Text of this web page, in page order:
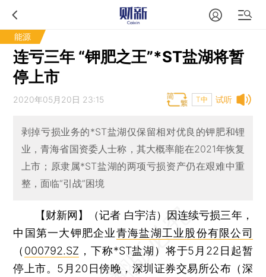
能源
连亏三年 “钾肥之王”*ST盐湖将暂
停上市
试听
2020年05月20日 23:15 T中
剥掉亏损业务的*ST盐湖仅保留相对优良的钾肥和锂
业，青海省国资委人士称，其大概率能在2021年恢复
上市；原隶属*ST盐湖的两项亏损资产仍在艰难中重
整，面临“引战”困境
【财新网】（记者 白宇洁）
因连续亏损三年，
中国第一大钾肥企业青海盐湖工业股份有限公司
（ 000792.SZ ，下称*ST盐湖）将于5月22日起暂
停上市。5月20日傍晚，深圳证券交易所公布（深